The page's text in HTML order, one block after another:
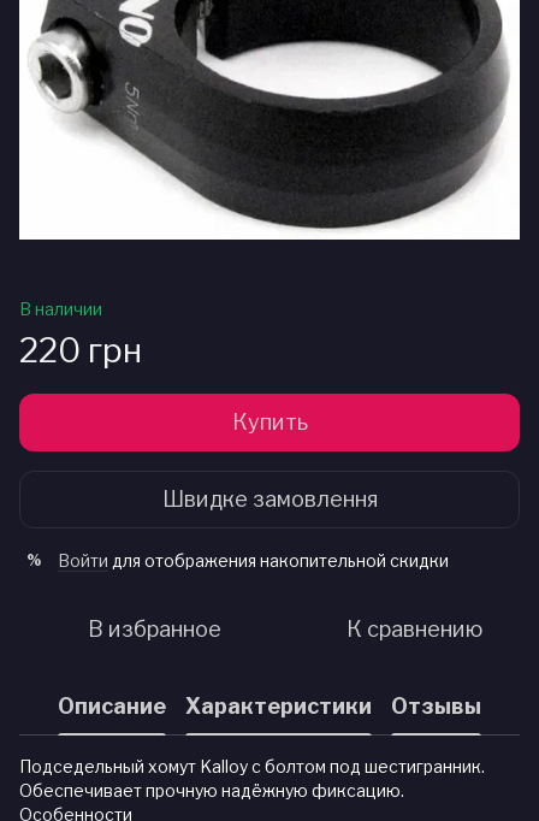
В наличии
220 грн
Купить
Швидке замовлення
% Войти для отображения накопительной скидки
В избранное К сравнению
Описание Характеристики Отзывы
Подседельный хомут Kalloy с болтом под шестигранник.
Обеспечивает прочную надёжную фиксацию.
Особенности